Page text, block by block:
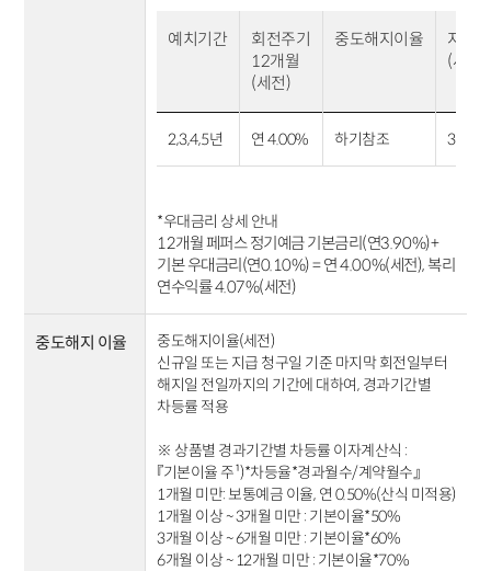
예치기간
회전주기
12개월
(세전)
중도해지이율
지급
(세전,
2,3,4,5년 연 4.00% 하기참조 33,333
*우대금리 상세 안내
12개월 페퍼스정기예금 기본금리 (연3.90%)+
기본 우대금리 (연0.10%)=연 4.00%(세전),복리
연수익률4.07%(세전)
중도해지 이율
중도해지이율(세전)
신규일 또는 지급 청구일 기준 마지막 회전일부터
해지일 전일까지의 기간에 대하여, 경과기간별
차등률 적용
※ 상품별 경과기간별 차등률 이자계산식 :
『기본이율 주¹)*차등율*경과월수/계약월수』
1개월 미만: 보통예금 이율, 연 0.50%(산식 미적용)
1개월 이상 ~ 3개월 미만 : 기본이율*50%
3개월 이상 ~ 6개월 미만 : 기본이율*60%
6개월 이상 ~ 12개월 미만 : 기본이율*70%